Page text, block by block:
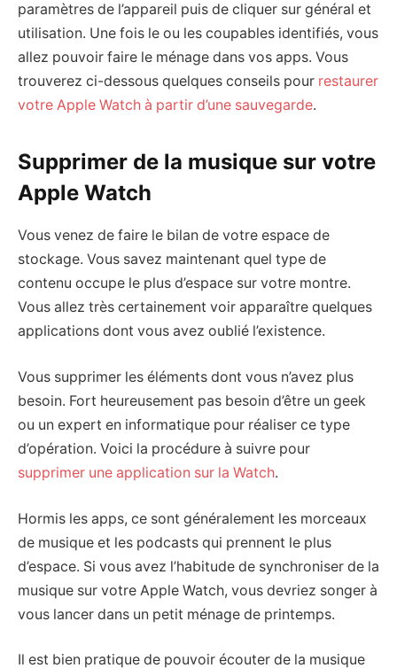
paramètres de l’appareil puis de cliquer sur général et
utilisation. Une fois le ou les coupables identifiés, vous
allez pouvoir faire le ménage dans vos apps. Vous
trouverez ci-dessous quelques conseils pour restaurer
votre Apple Watch à partir d’une sauvegarde.
Supprimer de la musique sur votre
Apple Watch
Vous venez de faire le bilan de votre espace de
stockage. Vous savez maintenant quel type de
contenu occupe le plus d’espace sur votre montre.
Vous allez très certainement voir apparaître quelques
applications dont vous avez oublié l’existence.
Vous supprimer les éléments dont vous n’avez plus
besoin. Fort heureusement pas besoin d’être un geek
ou un expert en informatique pour réaliser ce type
d’opération. Voici la procédure à suivre pour
supprimer une application sur la Watch.
Hormis les apps, ce sont généralement les morceaux
de musique et les podcasts qui prennent le plus
d’espace. Si vous avez l’habitude de synchroniser de la
musique sur votre Apple Watch, vous devriez songer à
vous lancer dans un petit ménage de printemps.
Il est bien pratique de pouvoir écouter de la musique